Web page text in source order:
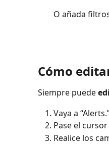
O añada
Cómo
Siempre puede
Vaya a
Pase el
Realice los